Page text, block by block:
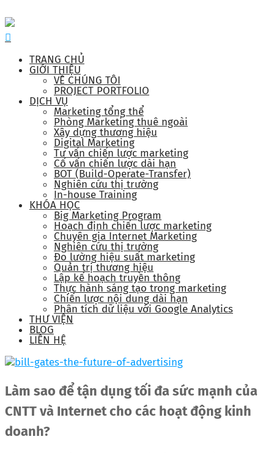
TRANG CHỦ
GIỚI THIỆU
VỀ CHÚNG TÔI
PROJECT PORTFOLIO
DỊCH VỤ
Marketing tổng thể
Phòng Marketing thuê ngoài
Xây dựng thương hiệu
Digital Marketing
Tư vấn chiến lược marketing
Cố vấn chiến lược dài hạn
BOT (Build-Operate-Transfer)
Nghiên cứu thị trường
In-house Training
KHÓA HỌC
Big Marketing Program
Hoạch định chiến lược marketing
Chuyên gia Internet Marketing
Nghiên cứu thị trường
Đo lường hiệu suất marketing
Quản trị thương hiệu
Lập kế hoạch truyền thông
Thực hành sáng tạo trong marketing
Chiến lược nội dung dài hạn
Phân tích dữ liệu với Google Analytics
THƯ VIỆN
BLOG
LIÊN HỆ
Làm sao để tận dụng tối đa sức mạnh của
CNTT và Internet cho các hoạt động kinh
doanh?